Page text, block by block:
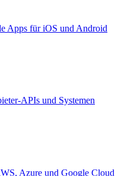
Apps für iOS und Android
APIs und Systemen
Azure und Google Cloud